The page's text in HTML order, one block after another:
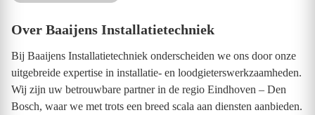
Over Baaijens Installatietechniek
Bij Baaijens Installatietechniek onderscheiden we ons door onze
uitgebreide expertise in installatie- en loodgieterswerkzaamheden.
Wij zijn uw betrouwbare partner in de regio Eindhoven – Den
Bosch, waar we met trots een breed scala aan diensten aanbieden.